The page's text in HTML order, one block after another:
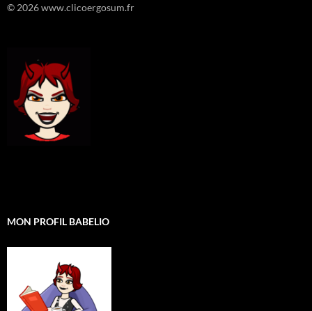
© 2026 www.clicoergosum.fr
MON PROFIL BABELIO